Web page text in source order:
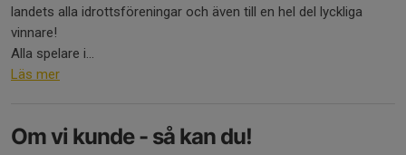
landets alla idrottsföreningar och även till en hel del lyckliga
vinnare!
Alla spelare i...
Läs mer
Om vi kunde - så kan du!